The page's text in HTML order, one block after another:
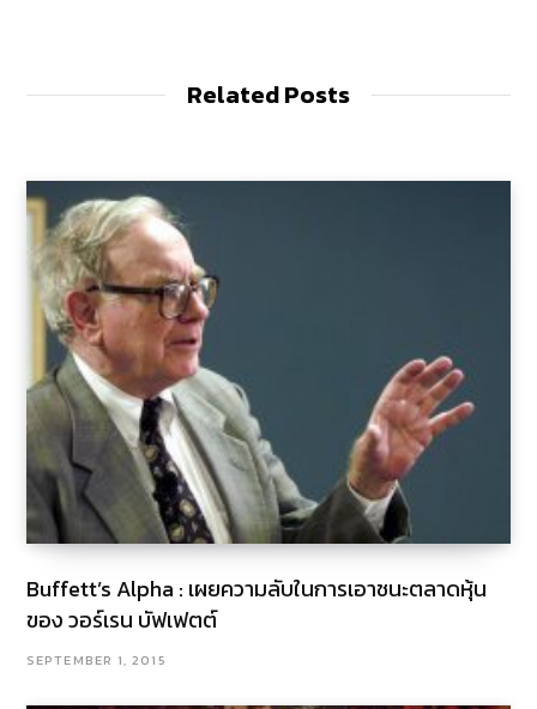
Related Posts
Buffett’s Alpha : เผยความลับในการเอาชนะตลาดหุ้น
ของ วอร์เรน บัฟเฟตต์
SEPTEMBER 1, 2015